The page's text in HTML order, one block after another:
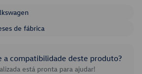
de fábrica
a compatibilidade deste produto?
está pronta para ajudar!